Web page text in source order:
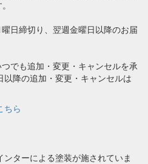
日締切り、翌週金曜日以降のお届
でも追加・変更・キャンセルを承
以降の追加・変更・キャンセルは
ちら
ターによる塗装が施されていま